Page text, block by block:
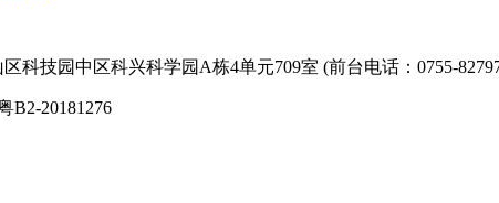
科技园中区科兴科学园A栋4单元709室 (前台电话：0755-
B2-20181276